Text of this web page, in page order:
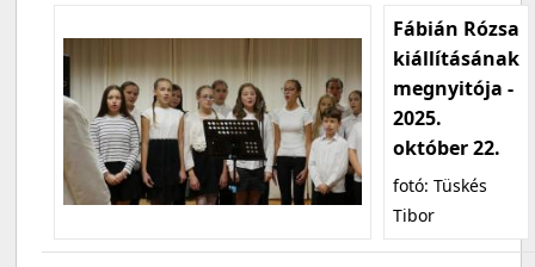
Fábián Rózsa
kiállításának
megnyitója -
2025.
október 22.
fotó: Tüskés
Tibor